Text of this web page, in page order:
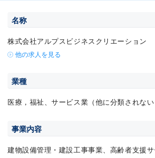
名称
株式会社アルプスビジネスクリエーション
他の求人を見る
業種
医療，福祉、サービス業（他に分類されない
事業内容
建物設備管理・建設工事事業、高齢者支援